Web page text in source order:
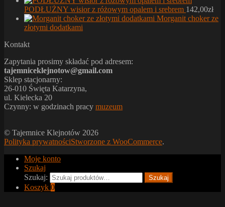
PODŁUŻNY wisior z różowym opalem i srebrem 142,00zł
Morganit choker ze
złotymi dodatkami
Kontakt
Zapytania prosimy składać pod adresem:
tajemniceklejnotow@gmail.com
Sklep stacjonarny:
26-010 Święta Katarzyna,
ul. Kielecka 20
Czynny: w godzinach pracy muzeum
© Tajemnice Klejnotów 2026
Polityka prywatnościStworzone z WooCommerce.
Moje konto
Szukaj
Szukaj:
Szukaj
Koszyk 0